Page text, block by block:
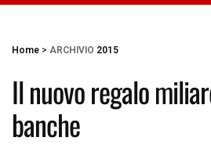
Home > ARCHIVIO 2015
Il nuovo regalo
banche